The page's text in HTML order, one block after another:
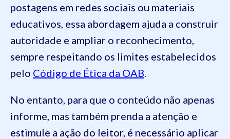
postagens em redes sociais ou materiais
educativos, essa abordagem ajuda a construir
autoridade e ampliar o reconhecimento,
sempre respeitando os limites estabelecidos
pelo Código de Ética da OAB
No entanto, para que o conteúdo não apenas
informe, mas também prenda a atenção e
estimule a ação do leitor, é necessário aplicar